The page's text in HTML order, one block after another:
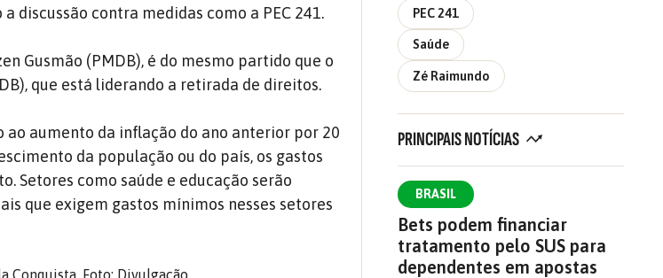
discussão contra medidas como a PEC 241.
Gusmão (PMDB), é do mesmo partido que o
que está liderando a retirada de direitos.
ao aumento da inflação do ano anterior por 20
da população ou do país, os gastos
Setores como saúde e educação serão
que exigem gastos mínimos nesses setores
PEC 241
Saúde
Zé Raimundo
PRINCIPAIS NOTÍCIAS
BRASIL
Bets podem financiar
tratamento pelo SUS para
dependentes em apostas